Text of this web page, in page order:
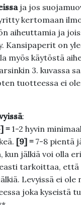
ja jos
kertomaan
aiheuttamia ja
Kansipaperit on
myös käytöstä
3. kuvassa
tuotteessa ei ole
:
= 1-2 hyvin
[9] = 7-8 pientä
kun jälkiä voi olla
tarkoittaa, että
Levyissä ei
joka kyseistä